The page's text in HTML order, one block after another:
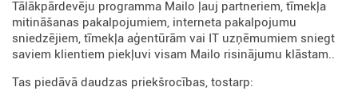
Tālākpārdevēju programma Mailo ļauj partneriem, tīmekļa
mitināšanas pakalpojumiem, interneta pakalpojumu
sniedzējiem, tīmekļa aģentūrām vai IT uzņēmumiem sniegt
saviem klientiem piekļuvi visam Mailo risinājumu klāstam..
Tas piedāvā daudzas priekšrocības, tostarp: